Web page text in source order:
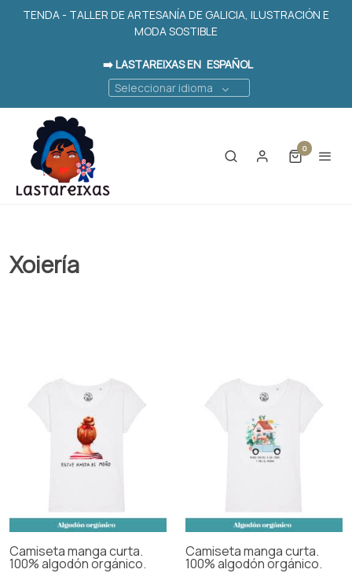
TENDA - TALLER DE ARTESANÍA DE GALICIA, ILUSTRACIÓN E
MODA SOSTIBLE
➡️ LASTAREIXAS EN ESPAÑOL
Seleccionar idioma
0
Xoiería
Camiseta manga curta.
100% algodón orgánico.
Camiseta manga curta.
100% algodón orgánico.